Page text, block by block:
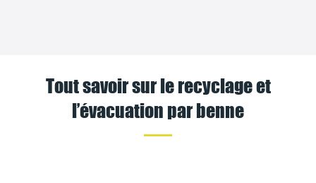
Tout savoir sur le recyclage et
l’évacuation par benne